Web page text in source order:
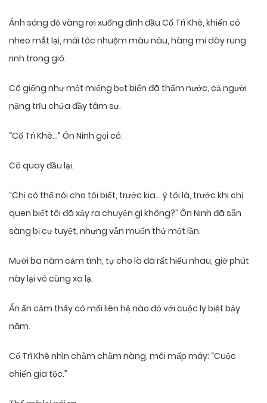
Ánh sáng đỏ vàng rơi xuống đỉnh đầu Cố Trì Khê, khiến cô
nheo mắt lại, mái tóc nhuộm màu nâu, hàng mi dày rung
rinh trong gió.
Cô giống như một miếng bọt biển đã thấm nước, cả người
nặng trĩu chứa đầy tâm sự.
“Cố Trì Khê…” Ôn Ninh gọi cô.
Cô quay đầu lại.
“Chị có thể nói cho tôi biết, trước kia… ý tôi là, trước khi chị
quen biết tôi đã xảy ra chuyện gì không?” Ôn Ninh đã sẵn
sàng bị cự tuyệt, nhưng vẫn muốn thử một lần.
Mười ba năm cảm tình, tự cho là đã rất hiểu nhau, giờ phút
này lại vô cùng xa lạ.
Ẩn ẩn cảm thấy có mối liên hệ nào đó với cuộc ly biệt bảy
năm.
Cố Trì Khê nhìn chằm chằm nàng, môi mấp máy: “Cuộc
chiến gia tộc.”